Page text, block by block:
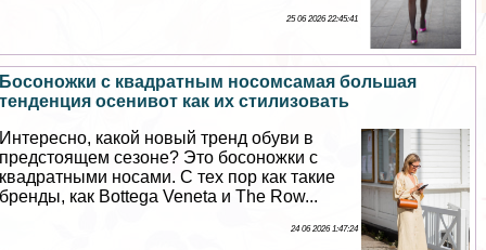
25 06 2026 22:45:41
Босоножки с квадратным носомсамая большая
тенденция осенивот как их стилизовать
Интересно, какой новый тренд обуви в
предстоящем сезоне? Это босоножки с
квадратными носами. С тех пор как такие
бренды, как Bottega Veneta и The Row...
24 06 2026 1:47:24